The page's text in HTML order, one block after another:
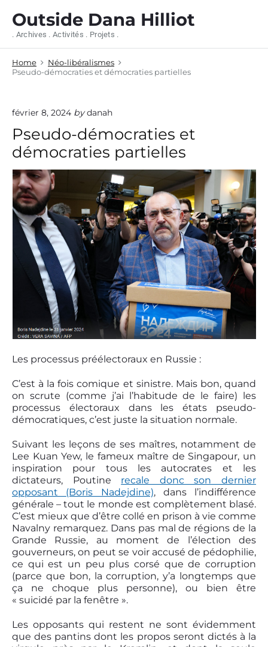
Outside Dana Hilliot
. Archives . Activités . Projets .
Home
Néo-libéralismes
Pseudo-démocraties et démocraties partielles
février 8, 2024 by danah
Pseudo-démocraties et
démocraties partielles
Les processus préélectoraux en Russie :
C’est à la fois comique et sinistre. Mais bon, quand
on scrute (comme j’ai l’habitude de le faire) les
processus électoraux dans les états pseudo-
démocratiques, c’est juste la situation normale.
Suivant les leçons de ses maîtres, notamment de
Lee Kuan Yew, le fameux maître de Singapour, un
inspiration pour tous les autocrates et les
dictateurs, Poutine recale donc son dernier
opposant (Boris Nadejdine), dans l’indifférence
générale – tout le monde est complètement blasé.
C’est mieux que d’être collé en prison à vie comme
Navalny remarquez. Dans pas mal de régions de la
Grande Russie, au moment de l’élection des
gouverneurs, on peut se voir accusé de pédophilie,
ce qui est un peu plus corsé que de corruption
(parce que bon, la corruption, y’a longtemps que
ça ne choque plus personne), ou bien être
« suicidé par la fenêtre ».
Les opposants qui restent ne sont évidemment
que des pantins dont les propos seront dictés à la